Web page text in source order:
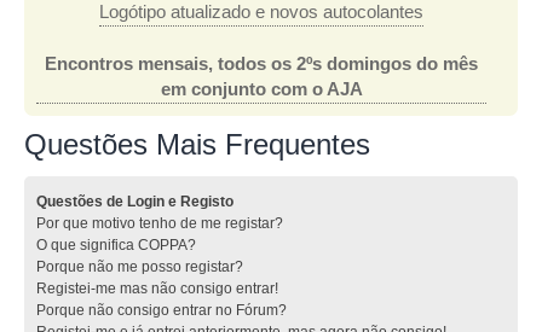
Logótipo atualizado e novos autocolantes
Encontros mensais, todos os 2ºs domingos do mês
em conjunto com o AJA
Questões Mais Frequentes
Questões de Login e Registo
Por que motivo tenho de me registar?
O que significa COPPA?
Porque não me posso registar?
Registei-me mas não consigo entrar!
Porque não consigo entrar no Fórum?